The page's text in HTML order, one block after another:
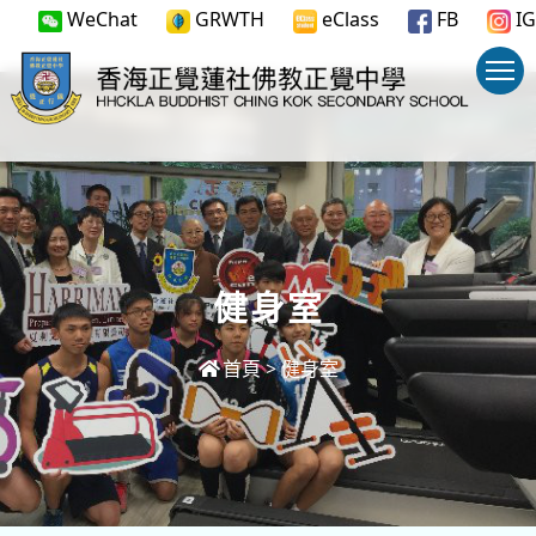
WeChat GRWTH eClass FB IG
健身室
首頁>健身室